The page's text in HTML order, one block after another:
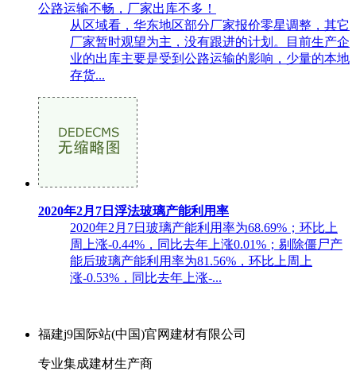
公路运输不畅，厂家出库不多！
从区域看，华东地区部分厂家报价零星调整，其它
厂家暂时观望为主，没有跟进的计划。目前生产企
业的出库主要是受到公路运输的影响，少量的本地
存货...
2020年2月7日浮法玻璃产能利用率
2020年2月7日玻璃产能利用率为68.69%；环比上
周上涨-0.44%，同比去年上涨0.01%；剔除僵尸产
能后玻璃产能利用率为81.56%，环比上周上
涨-0.53%，同比去年上涨-...
福建j9国际站(中国)官网建材有限公司
专业集成建材生产商